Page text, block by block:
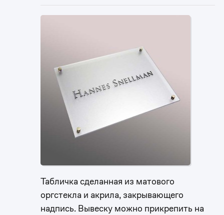
Табличка сделанная из матового
оргстекла и акрила, закрывающего
надпись. Вывеску можно прикрепить на